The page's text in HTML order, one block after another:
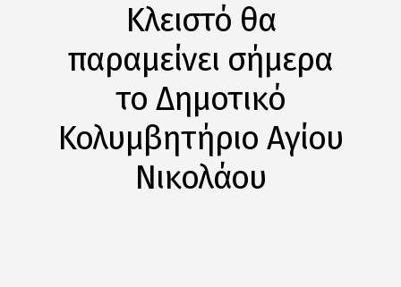
Κλειστό θα
παραμείνει σήμερα
το Δημοτικό
Κολυμβητήριο Αγίου
Νικολάου